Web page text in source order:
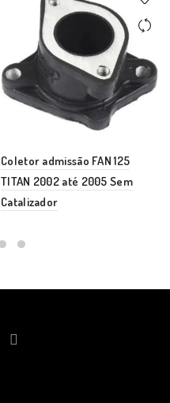
Coletor admissão FAN 125
TITAN 2002 até 2005 Sem
Catalizador